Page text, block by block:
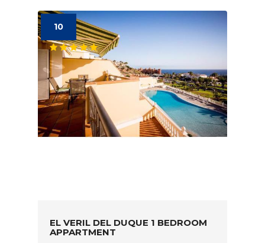
10
EL VERIL DEL DUQUE 1 BEDROOM
APPARTMENT